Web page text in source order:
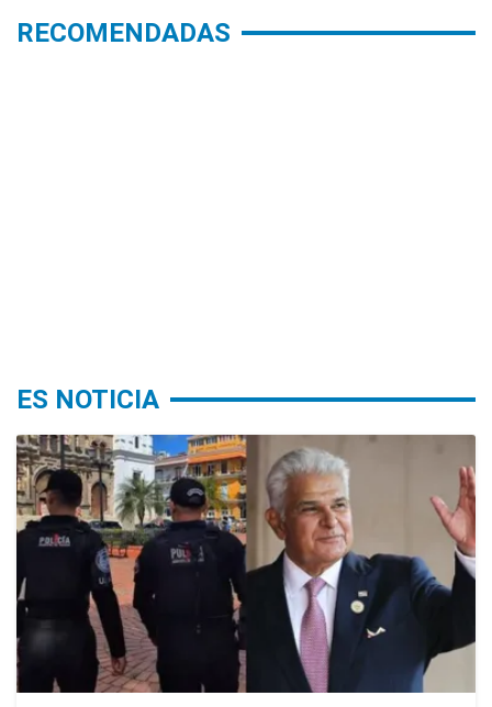
RECOMENDADAS
ES NOTICIA